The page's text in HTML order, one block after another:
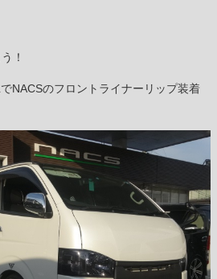
！
NACSのフロントライナーリップ装着